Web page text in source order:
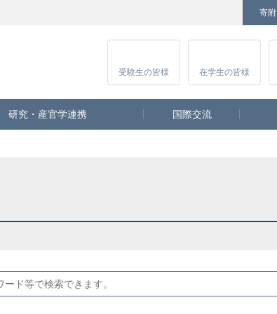
寄附
Instagram
受験生の皆様 在学生の皆様
研究・産官学連携 国際交流